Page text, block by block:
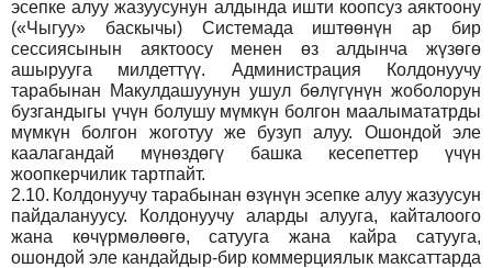
эсепке алуу жазуусунун алдында ишти коопсуз аяктоону
(«Чыгуу» баскычы) Системада иштөөнүн ар бир
сессиясынын аяктоосу менен өз алдынча жүзөгө
ашырууга милдеттүү. Администрация Колдонуучу
тарабынан Макулдашуунун ушул бөлүгүнүн жоболорун
бузгандыгы үчүн болушу мүмкүн болгон маалымататрды
мүмкүн болгон жоготуу же бузуп алуу. Ошондой эле
каалагандай мүнөздөгү башка кесепеттер үчүн
жоопкерчилик тартпайт.
2.10. Колдонуучу тарабынан өзүнүн эсепке алуу жазуусун
пайдалануусу. Колдонуучу аларды алууга, кайталоого
жана көчүрмөлөөгө, сатууга жана кайра сатууга,
ошондой эле кандайдыр-бир коммерциялык максаттарда